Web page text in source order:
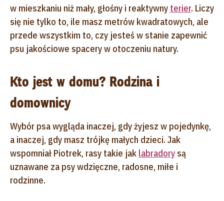
w mieszkaniu niż mały, głośny i reaktywny terier. Liczy
się nie tylko to, ile masz metrów kwadratowych, ale
przede wszystkim to, czy jesteś w stanie zapewnić
psu jakościowe spacery w otoczeniu natury.
Kto jest w domu? Rodzina i
domownicy
Wybór psa wygląda inaczej, gdy żyjesz w pojedynkę,
a inaczej, gdy masz trójkę małych dzieci. Jak
wspomniał Piotrek, rasy takie jak labradory są
uznawane za psy wdzięczne, radosne, miłe i
rodzinne.